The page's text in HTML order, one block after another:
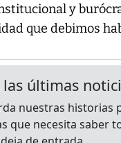
y
que debimos